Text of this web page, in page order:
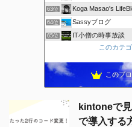
63位 Koga Masao's
64位 Sassyブログ
65位 IT小僧の時事放談
ricemountainer-blog
67位 きーちゃんブログ
このカテ
このブ
kintoneで
で導入する